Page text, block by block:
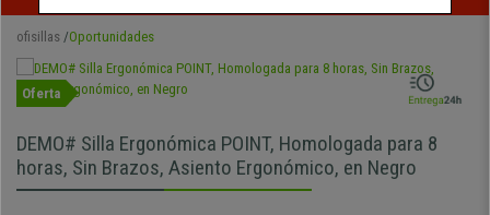
ofisillas Oportunidades
Oferta
DEMO# Silla Ergonómica POINT, Homologada para 8
horas, Sin Brazos, Asiento Ergonómico, en Negro